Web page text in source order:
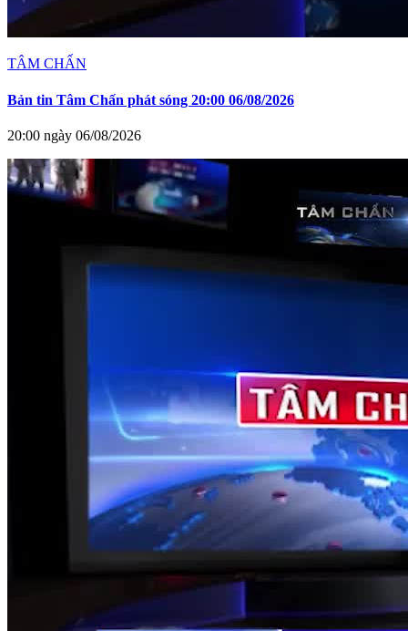
TÂM CHẤN
Bản tin Tâm Chấn phát sóng 20:00 06/08/2026
20:00 ngày 06/08/2026